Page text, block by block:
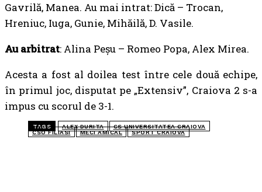
Gavrilă, Manea. Au mai intrat: Dică – Trocan,
Hreniuc, Iuga, Gunie, Mihăilă, D. Vasile.
Au arbitrat: Alina Peşu – Romeo Popa, Alex Mirea.
Acesta a fost al doilea test între cele două echipe,
în primul joc, disputat pe „Extensiv”, Craiova 2 s-a
impus cu scorul de 3-1.
TAGS ALEX DURITA
CS UNIVERSITATEA CRAIOVA
CSO FILIASI
MECI AMICAL SPORT CRAIOVA